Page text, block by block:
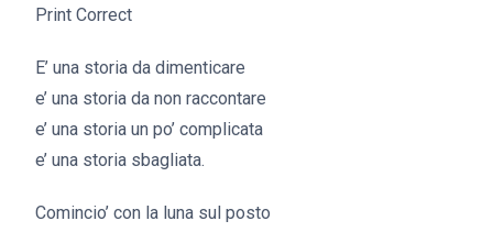
Print Correct
E’ una storia da dimenticare
e’ una storia da non raccontare
e’ una storia un po’ complicata
e’ una storia sbagliata.
Comincio’ con la luna sul posto